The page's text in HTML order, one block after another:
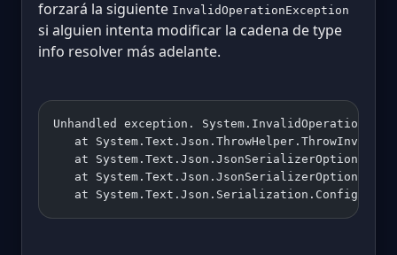
forzará la siguiente InvalidOperationException
si alguien intenta modificar la cadena de type
info resolver más adelante.
Unhandled exception.
at
at
at
at